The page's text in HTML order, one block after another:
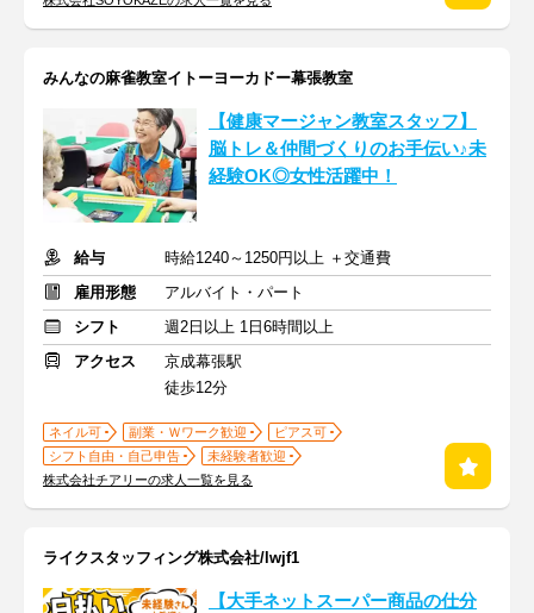
みんなの麻雀教室イトーヨーカドー幕張教室
【健康マージャン教室スタッフ】
脳トレ＆仲間づくりのお手伝い♪未
経験OK◎女性活躍中！
給与
時給1240～1250円以上 ＋交通費
雇用形態
アルバイト・パート
シフト
週2日以上 1日6時間以上
アクセス
京成幕張駅
徒歩12分
ネイル可 副業・Ｗワーク歓迎
ピアス可
シフト自由・自己申告
未経験者歓迎
株式会社チアリーの求人一覧を見る
ライクスタッフィング株式会社/lwjf1
【大手ネットスーパー商品の仕分